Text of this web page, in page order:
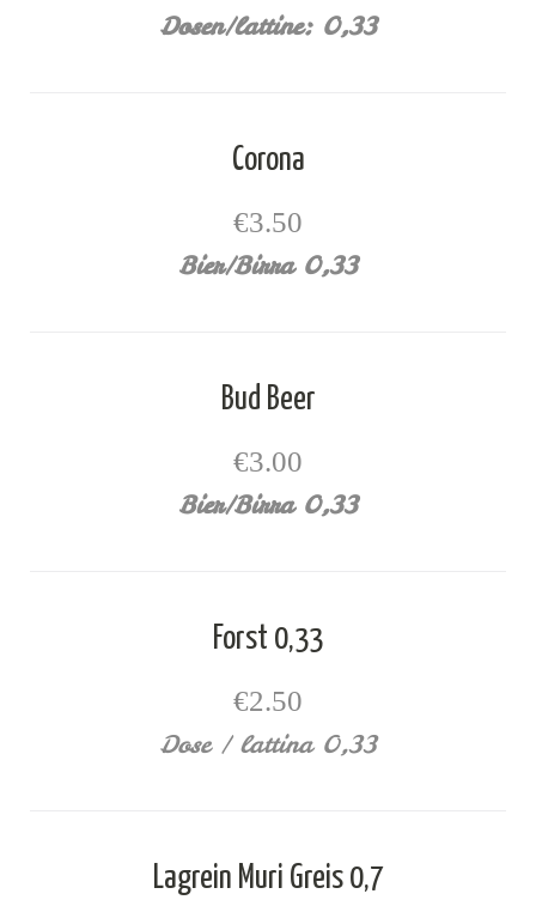
Dosen/lattine: 0,33
Corona
€3.50
Bier/Birra 0,33
Bud Beer
€3.00
Bier/Birra 0,33
Forst 0,33
€2.50
Dose / lattina 0,33
Lagrein Muri Greis 0,7